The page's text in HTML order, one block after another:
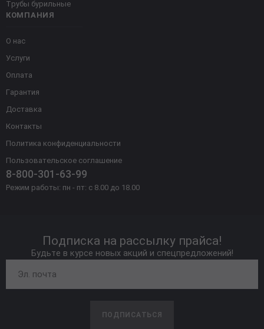
КОМПАНИЯ
О нас
Услуги
Оплата
Гарантия
Доставка
Контакты
Политика конфиденциальности
Пользовательское соглашение
8-800-301-63-99
Режим работы: пн - пт: с 8.00 до 18.00
Трубы бурильные
Подписка на рассылку прайса!
Будьте в курсе новых акций и спецпредложений!
ПОДПИСАТЬСЯ